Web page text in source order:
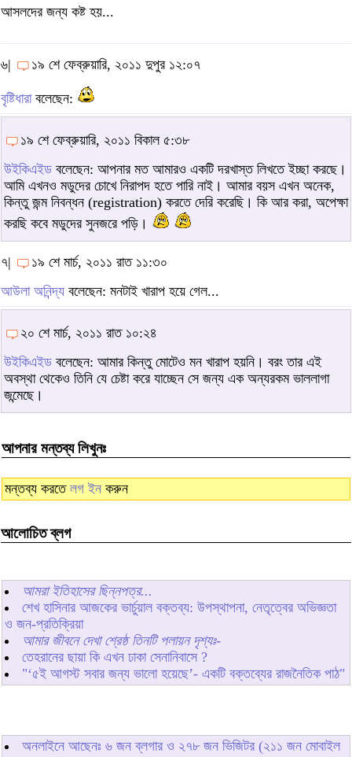
আসলদের জন্য কষ্ট হয়...
৬| ১৯ শে ফেব্রুয়ারি, ২০১১ দুপুর ১২:০৭
বৃষ্টিধারাবলেছেন:
১৯ শে ফেব্রুয়ারি, ২০১১ বিকাল ৫:৩৮
উইকিএইড বলেছেন: আপনার মত আমারও একটি দরখাস্ত লিখতে ইচ্ছা করছে।
আমি এখনও মডুদের চোখে নিরাপদ হতে পারি নাই। আমার বয়স এখন অনেক,
কিন্তু জন্ম নিবন্ধন (registration) করতে দেরি করেছি। কি আর করা, অপেক্ষা
করছি কবে মডুদের সুনজরে পড়ি।
৭|
১৯ শে মার্চ, ২০১১ রাত ১১:৩০
আউলা অনিন্দ্য বলেছেন: মনটাই খারাপ হয়ে গেল...
২০ শে মার্চ, ২০১১ রাত ১০:২৪
উইকিএইড বলেছেন: আমার কিন্তু মোটেও মন খারাপ হয়নি। বরং তার এই
অবস্থা থেকেও তিনি যে চেষ্টা করে যাচ্ছেন সে জন্য এক অন্যরকম ভাললাগা
জন্মেছে।
আপনার মন্তব্য লিখুনঃ
মন্তব্য করতে লগ ইন করুন
আলোচিত ব্লগ
আমরা ইতিহাসের ছিন্নপত্র...
শেখ হাসিনার আজকের ভার্চুয়াল বক্তব্য: উপস্থাপনা, নেতৃত্বের অভিজ্ঞতা
ও জন-প্রতিক্রিয়া
আমার জীবনে দেখা শ্রেষ্ঠ তিনটি পলায়ন দৃশ্যঃ-
তেহরানের ছায়া কি এখন ঢাকা সেনানিবাসে ?
"‘৫ই আগস্ট সবার জন্য ভালো হয়েছে’- একটি বক্তব্যের রাজনৈতিক পাঠ"
অনলাইনে আছেনঃ ৬ জন ব্লগার ও ২৭৮জন ভিজিটর (২১১ জন মোবাইল